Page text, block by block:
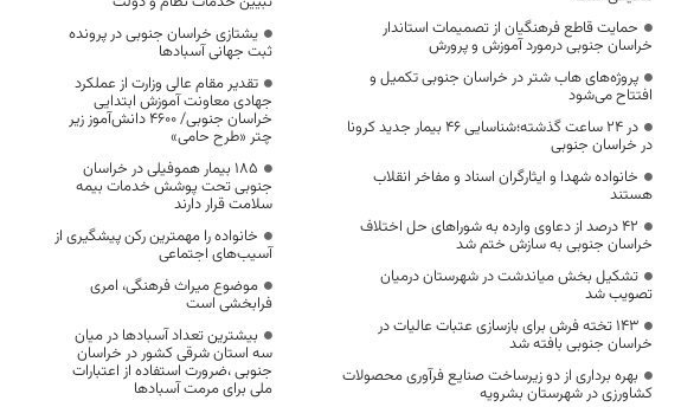
حمایت قاطع فرهنگیان از تصمیمات استاندار
خراسان جنوبی درمورد آموزش و پرورش
پروژه‌های هاب شتر در خراسان جنوبی تکمیل و
افتتاح می‌شود
در 24 ساعت گذشته؛شناسایی 46 بیمار جدید کرونا
در خراسان جنوبی
خانواده شهدا و ایثارگران اسناد و مفاخر انقلاب
هستند
۴۲ درصد از دعاوی وارده به شورا‌های حل اختلاف
خراسان جنوبی به سازش ختم شد
تشکیل بخش میاندشت در شهرستان درمیان
تصویب شد
۱۴۳ تخته فرش برای بازسازی عتبات عالیات در
خراسان جنوبی بافته شد
بهره برداری از دو زیرساخت صنایع فرآوری محصولات
کشاورزی در شهرستان بشرویه
یشتازی خراسان جنوبی در پرونده
ثبت جهانی آسبادها
تقدیر مقام عالی وزارت از عملکرد
جهادی معاونت آموزش ابتدایی
خراسان جنوبی/ ۴۶۰۰ دانش‌آموز زیر
چتر «طرح حامی»
۱۸۵ بیمار هموفیلی در خراسان
جنوبی تحت پوشش خدمات بیمه
سلامت قرار دارند
خانواده را مهمترین رکن پیشگیری از
آسیب‌های اجتماعی
موضوع میراث فرهنگی، امری
فرابخشی است
بیشترین تعداد آسبادها در میان
سه استان شرقی کشور در خراسان
جنوبی ،ضرورت استفاده از اعتبارات
ملی برای مرمت آسبادها